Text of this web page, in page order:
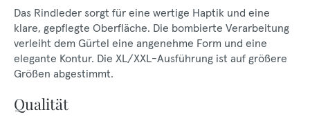
Das Rindleder sorgt für eine wertige Haptik und eine
klare, gepflegte Oberfläche. Die bombierte Verarbeitung
verleiht dem Gürtel eine angenehme Form und eine
elegante Kontur. Die XL/XXL-Ausführung ist auf größere
Größen abgestimmt.
Qualität